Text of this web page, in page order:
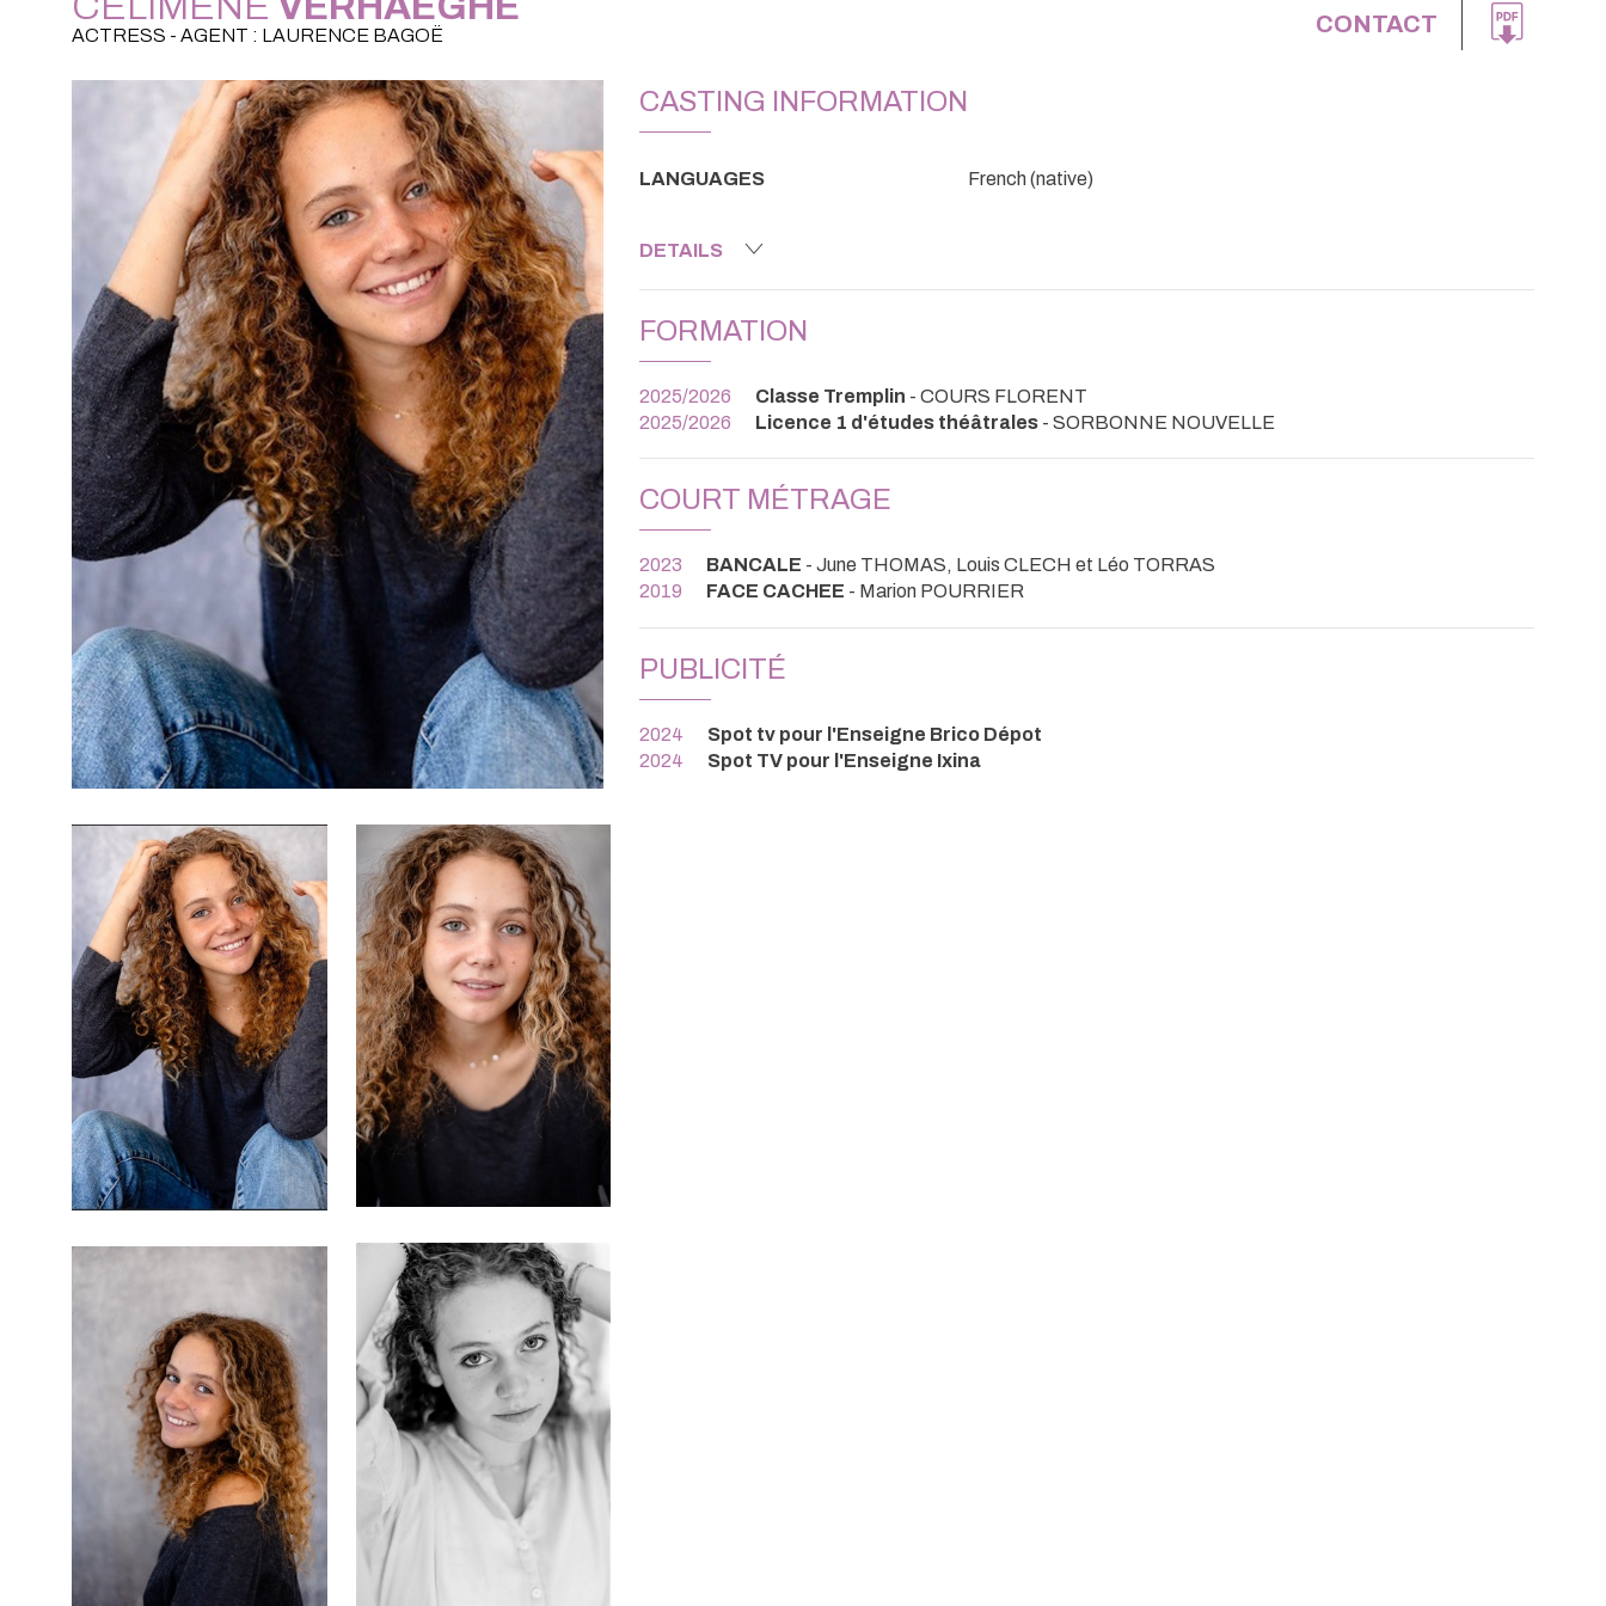
ACTRESS - AGENT : LAURENCE BAGOË CONTACT
CASTING INFORMATION
LANGUAGES French (native)
DETAILS
FORMATION
2025/2026 Classe Tremplin - COURS FLORENT
2025/2026
Licence 1 d'études théâtrales - SORBONNE NOUVELLE
COURT MÉTRAGE
2023 BANCALE - June THOMAS, Louis CLECH et Léo TORRAS
2019
FACE CACHEE - Marion POURRIER
PUBLICITÉ
2024
Spot tv pour l'Enseigne Brico Dépot
2024
Spot TV pour l'Enseigne Ixina